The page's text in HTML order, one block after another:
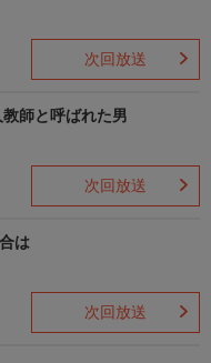
次回放送
師と呼ばれた男
次回放送
は
次回放送